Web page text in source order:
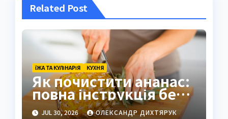
Related Post
ЇЖА ТА КУЛІНАРІЯ КУХНЯ
Як почистити ананас:
повна інструкція без
втрат
JUL 30, 2026 ОЛЕКСАНДР ДИХТЯРУК